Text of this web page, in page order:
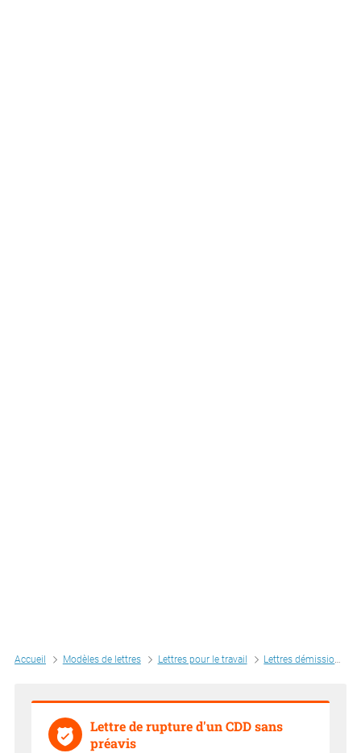
Accueil Modèles de lettres Lettres pour le travail Lettres démission
Lettre de rupture d'un CDD sans
préavis